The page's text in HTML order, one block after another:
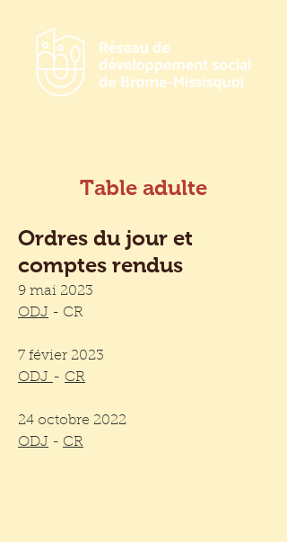
Table adulte
Ordres du jour et
comptes rendus
9 mai 2023
ODJ - CR
7 févier 2023
ODJ - CR
24 octobre 2022
ODJ - CR